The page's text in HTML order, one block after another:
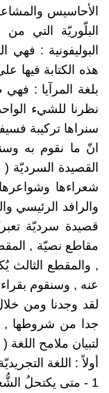
الأحاسيس
البلّوريّة التي
البوليفونية :
هذه الكتابة فيها
بلغة المرآيا :
نظرنا للشيء
سنراها تركيبة
انّ ما نقوم به
القصيدة السرديّة (
شعراءها
والرافد الرئيسي
قصيدة سرديّة
مقاطع نصيّة ,
, والمقطع الثالث
عنه , وسنقوم
لقد وجدنا ومن
جدا من شروطها
لتبيان ملامح اللغة (
أولاً : اللغة
1 - متى يكتحلُ الشُّعورُ بلمسةِ أملٍ ؟ - للشاعرة : سامية خليفة .